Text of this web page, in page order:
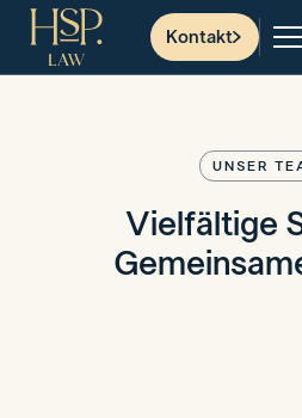
Kontakt
UNSER
Vielfältige